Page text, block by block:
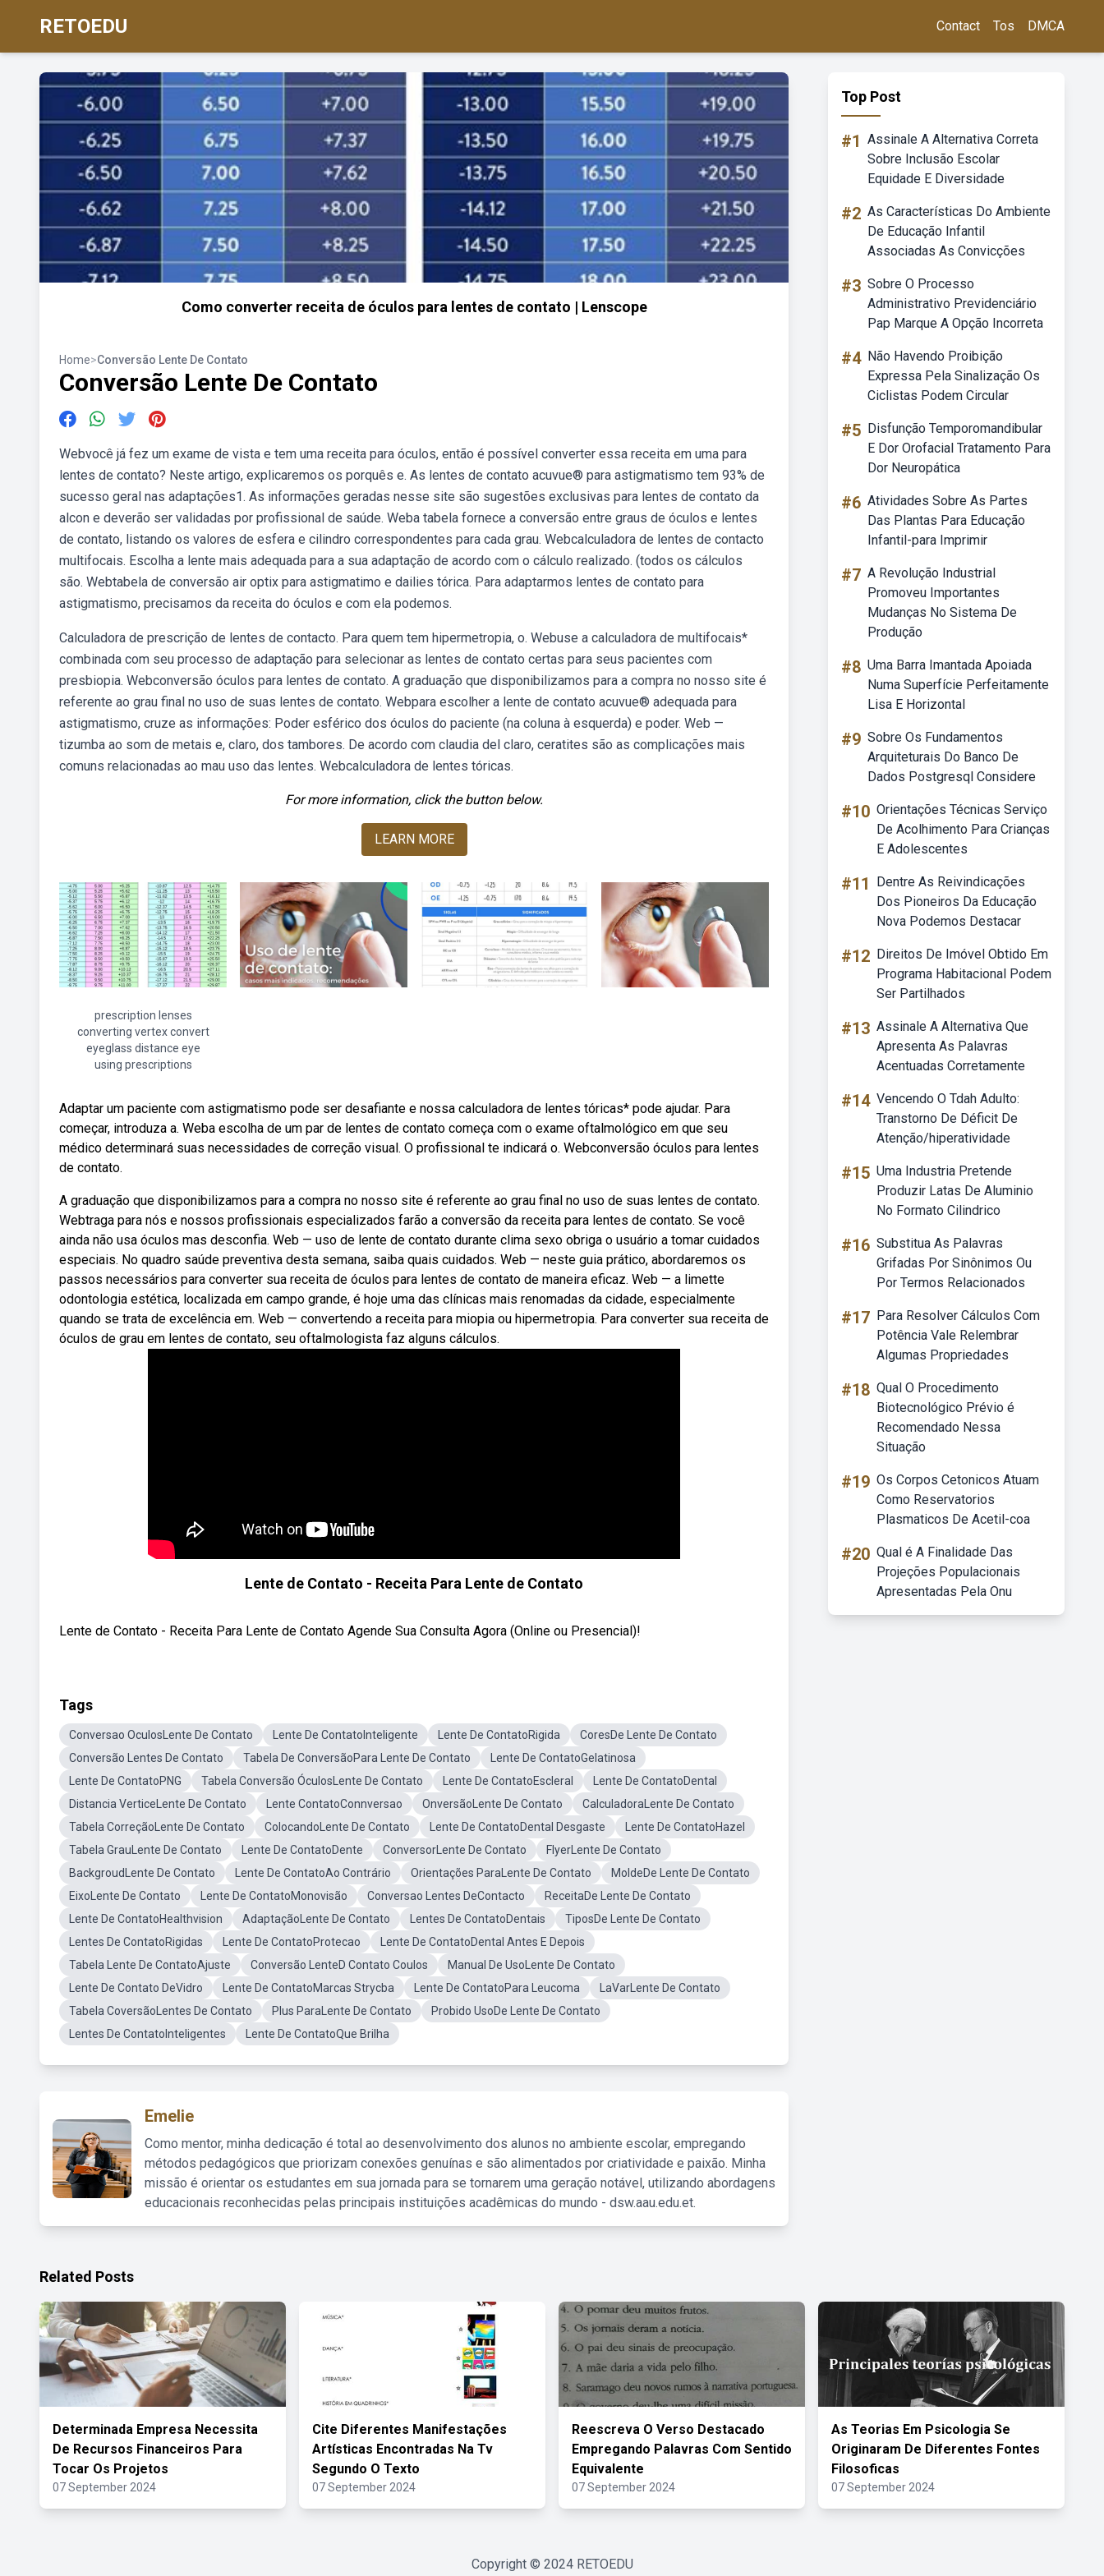
RETOEDU Contact Tos DMCA
Como converter receita de óculos para lentes de contato | Lenscope
Home>Conversão Lente De Contato
Conversão Lente De Contato
Webvocê já fez um exame de vista e tem uma receita para óculos, então é possível converter essa receita em uma para
lentes de contato? Neste artigo, explicaremos os porquês e. As lentes de contato acuvue® para astigmatismo tem 93% de
sucesso geral nas adaptações1. As informações geradas nesse site são sugestões exclusivas para lentes de contato da
alcon e deverão ser validadas por profissional de saúde. Weba tabela fornece a conversão entre graus de óculos e lentes
de contato, listando os valores de esfera e cilindro correspondentes para cada grau. Webcalculadora de lentes de contacto
multifocais. Escolha a lente mais adequada para a sua adaptação de acordo com o cálculo realizado. (todos os cálculos
são. Webtabela de conversão air optix para astigmatimo e dailies tórica. Para adaptarmos lentes de contato para
astigmatismo, precisamos da receita do óculos e com ela podemos.
Calculadora de prescrição de lentes de contacto. Para quem tem hipermetropia, o. Webuse a calculadora de multifocais*
combinada com seu processo de adaptação para selecionar as lentes de contato certas para seus pacientes com
presbiopia. Webconversão óculos para lentes de contato. A graduação que disponibilizamos para a compra no nosso site é
referente ao grau final no uso de suas lentes de contato. Webpara escolher a lente de contato acuvue® adequada para
astigmatismo, cruze as informações: Poder esférico dos óculos do paciente (na coluna à esquerda) e poder. Web —
tizumba ao som de metais e, claro, dos tambores. De acordo com claudia del claro, ceratites são as complicações mais
comuns relacionadas ao mau uso das lentes. Webcalculadora de lentes tóricas.
For more information, click the button below.
LEARN MORE
prescription lenses
converting vertex convert
eyeglass distance eye
using prescriptions
Adaptar um paciente com astigmatismo pode ser desafiante e nossa calculadora de lentes tóricas* pode ajudar. Para
começar, introduza a. Weba escolha de um par de lentes de contato começa com o exame oftalmológico em que seu
médico determinará suas necessidades de correção visual. O profissional te indicará o. Webconversão óculos para lentes
de contato.
A graduação que disponibilizamos para a compra no nosso site é referente ao grau final no uso de suas lentes de contato.
Webtraga para nós e nossos profissionais especializados farão a conversão da receita para lentes de contato. Se você
ainda não usa óculos mas desconfia. Web — uso de lente de contato durante clima sexo obriga o usuário a tomar cuidados
especiais. No quadro saúde preventiva desta semana, saiba quais cuidados. Web — neste guia prático, abordaremos os
passos necessários para converter sua receita de óculos para lentes de contato de maneira eficaz. Web — a limette
odontologia estética, localizada em campo grande, é hoje uma das clínicas mais renomadas da cidade, especialmente
quando se trata de excelência em. Web — convertendo a receita para miopia ou hipermetropia. Para converter sua receita de
óculos de grau em lentes de contato, seu oftalmologista faz alguns cálculos.
Lente de Contato - Receita Para Lente de Contato
Lente de Contato - Receita Para Lente de Contato Agende Sua Consulta Agora (Online ou Presencial)!
Tags
Conversao OculosLente De Contato Lente De ContatoInteligente Lente De ContatoRigida
CoresDe Lente De Contato
Conversão Lentes De Contato
Tabela De ConversãoPara Lente De Contato
Lente De ContatoGelatinosa
Lente De ContatoPNG
Tabela Conversão ÓculosLente De Contato Lente De ContatoEscleral
Lente De ContatoDental
Distancia VerticeLente De Contato
Lente ContatoConnversao OnversãoLente De Contato
CalculadoraLente De Contato
Tabela CorreçãoLente De Contato
ColocandoLente De Contato Lente De ContatoDental Desgaste
Lente De ContatoHazel
Tabela GrauLente De Contato
Lente De ContatoDente ConversorLente De Contato
FlyerLente De Contato
BackgroudLente De Contato
Lente De ContatoAo Contrário Orientações ParaLente De Contato
MoldeDe Lente De Contato
EixoLente De Contato
Lente De ContatoMonovisão Conversao Lentes DeContacto
ReceitaDe Lente De Contato
Lente De ContatoHealthvision
AdaptaçãoLente De Contato Lentes De ContatoDentais
TiposDe Lente De Contato
Lentes De ContatoRigidas
Lente De ContatoProtecao
Lente De ContatoDental Antes E Depois
Tabela Lente De ContatoAjuste
Conversão LenteD Contato Coulos
Manual De UsoLente De Contato
Lente De Contato DeVidro
Lente De ContatoMarcas Strycba Lente De ContatoPara Leucoma
LaVarLente De Contato
Tabela CoversãoLentes De Contato
Plus ParaLente De Contato
Probido UsoDe Lente De Contato
Lentes De ContatoInteligentes
Lente De ContatoQue Brilha
Emelie
Como mentor, minha dedicação é total ao desenvolvimento dos alunos no ambiente escolar, empregando
métodos pedagógicos que priorizam conexões genuínas e são alimentados por criatividade e paixão. Minha
missão é orientar os estudantes em sua jornada para se tornarem uma geração notável, utilizando abordagens
educacionais reconhecidas pelas principais instituições acadêmicas do mundo - dsw.aau.edu.et.
Top Post
#1 Assinale A Alternativa Correta
Sobre Inclusão Escolar
Equidade E Diversidade
#2 As Características Do Ambiente
De Educação Infantil
Associadas As Convicções
#3 Sobre O Processo
Administrativo Previdenciário
Pap Marque A Opção Incorreta
#4 Não Havendo Proibição
Expressa Pela Sinalização Os
Ciclistas Podem Circular
#5 Disfunção Temporomandibular
E Dor Orofacial Tratamento Para
Dor Neuropática
#6 Atividades Sobre As Partes
Das Plantas Para Educação
Infantil-para Imprimir
#7 A Revolução Industrial
Promoveu Importantes
Mudanças No Sistema De
Produção
#8 Uma Barra Imantada Apoiada
Numa Superfície Perfeitamente
Lisa E Horizontal
#9 Sobre Os Fundamentos
Arquiteturais Do Banco De
Dados Postgresql Considere
#10 Orientações Técnicas Serviço
De Acolhimento Para Crianças
E Adolescentes
#11
Dentre As Reivindicações
Dos Pioneiros Da Educação
Nova Podemos Destacar
#12 Direitos De Imóvel Obtido Em
Programa Habitacional Podem
Ser Partilhados
#13 Assinale A Alternativa Que
Apresenta As Palavras
Acentuadas Corretamente
#14 Vencendo O Tdah Adulto:
Transtorno De Déficit De
Atenção/hiperatividade
#15 Uma Industria Pretende
Produzir Latas De Aluminio
No Formato Cilindrico
#16 Substitua As Palavras
Grifadas Por Sinônimos Ou
Por Termos Relacionados
#17 Para Resolver Cálculos Com
Potência Vale Relembrar
Algumas Propriedades
#18 Qual O Procedimento
Biotecnológico Prévio é
Recomendado Nessa
Situação
#19 Os Corpos Cetonicos Atuam
Como Reservatorios
Plasmaticos De Acetil-coa
#20 Qual é A Finalidade Das
Projeções Populacionais
Apresentadas Pela Onu
Related Posts
Determinada Empresa Necessita
De Recursos Financeiros Para
Tocar Os Projetos
07 September 2024
Cite Diferentes Manifestações
Artísticas Encontradas Na Tv
Segundo O Texto
07 September 2024
Reescreva O Verso Destacado
Empregando Palavras Com Sentido
Equivalente
07 September 2024
As Teorias Em Psicologia Se
Originaram De Diferentes Fontes
Filosoficas
07 September 2024
Copyright © 2024 RETOEDU